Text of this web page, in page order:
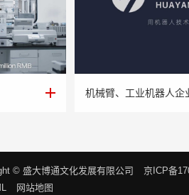
机械臂、工业机器人企
机械臂、工业机器人企
© 盛大博通文化发展有限公司 京ICP备
网站地图